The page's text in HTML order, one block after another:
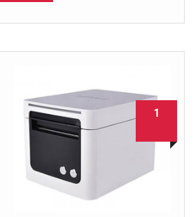
1